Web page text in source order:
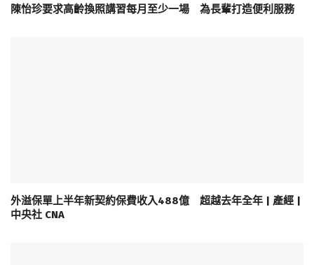
陳怡珍要求高齡換照講習每月至少一場 為長輩打造便利服務
外溢保單上半年新契約保費收入488億 超越去年全年 | 產經 |
中央社 CNA